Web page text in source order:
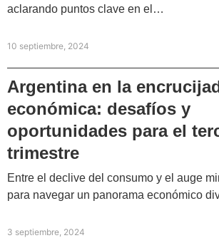
aclarando puntos clave en el…
10 septiembre, 2024
Argentina en la
económica: desafíos y
oportunidades para el
trimestre
Entre el declive del consumo y el auge
para navegar un panorama económico
3 septiembre, 2024